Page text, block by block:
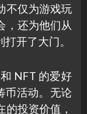
不仅为游戏玩
，还为他们从
开了大门。
NFT 的爱好
币活动。无论
投资价值，